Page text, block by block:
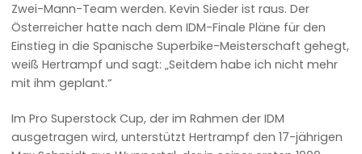
Zwei-Mann-Team werden. Kevin Sieder ist raus. Der
Österreicher hatte nach dem IDM-Finale Pläne für den
Einstieg in die Spanische Superbike-Meisterschaft gehegt,
weiß Hertrampf und sagt: „Seitdem habe ich nicht mehr
mit ihm geplant.“
Im Pro Superstock Cup, der im Rahmen der IDM
ausgetragen wird, unterstützt Hertrampf den 17-jährigen